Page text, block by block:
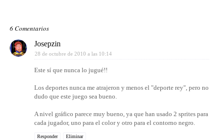
6 Comentarios
Josepzin
28 de octubre de 2010 a las 10:14
Este sí que nunca lo jugué!!
Los deportes nunca me atrajeron y menos el "deporte rey", pero no
dudo que este juego sea bueno.
A nivel gráfico parece muy bueno, ya que han usado 2 sprites para
cada jugador, uno para el color y otro para el contorno negro.
Responder Eliminar